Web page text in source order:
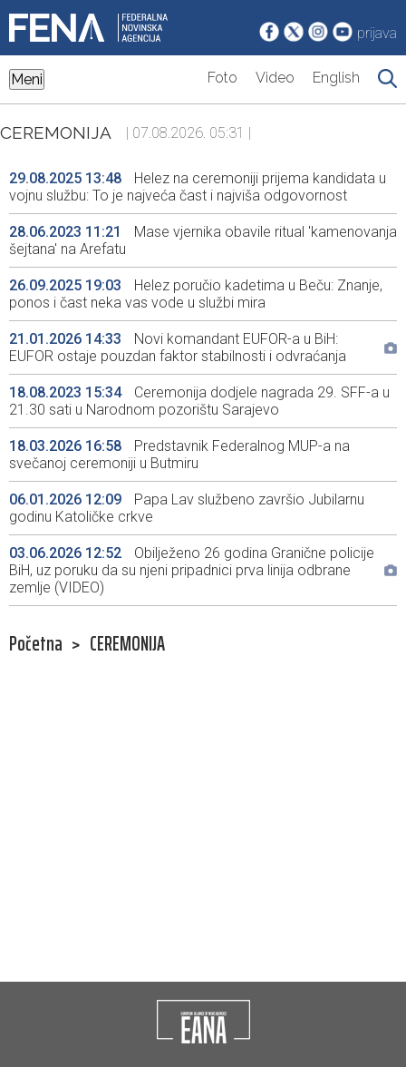
prijava
Meni Foto Video English
CEREMONIJA | 07.08.2026. 05:31 |
29.08.2025 13:48
Helez na ceremoniji prijema kandidata u
vojnu službu: To je najveća čast i najviša odgovornost
28.06.2023 11:21
Mase vjernika obavile ritual 'kamenovanja
šejtana' na Arefatu
26.09.2025 19:03
Helez poručio kadetima u Beču: Znanje,
ponos i čast neka vas vode u službi mira
21.01.2026 14:33
Novi komandant EUFOR-a u BiH:
EUFOR ostaje pouzdan faktor stabilnosti i odvraćanja
18.08.2023 15:34
Ceremonija dodjele nagrada 29. SFF-a u
21.30 sati u Narodnom pozorištu Sarajevo
18.03.2026 16:58
Predstavnik Federalnog MUP-a na
svečanoj ceremoniji u Butmiru
06.01.2026 12:09
Papa Lav službeno završio Jubilarnu
godinu Katoličke crkve
03.06.2026 12:52
Obilježeno 26 godina Granične policije
BiH, uz poruku da su njeni pripadnici prva linija odbrane
zemlje (VIDEO)
Početna > CEREMONIJA